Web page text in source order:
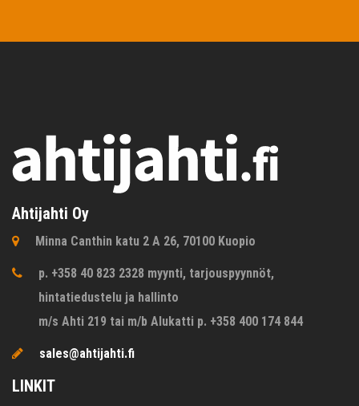
Ahtijahti Oy
Minna Canthin katu 2 A 26, 70100 Kuopio
p. +358 40 823 2328 myynti, tarjouspyynnöt,
hintatiedustelu ja hallinto
m/s Ahti 219 tai m/b Alukatti p. +358 400 174 844
sales@ahtijahti.fi
LINKIT